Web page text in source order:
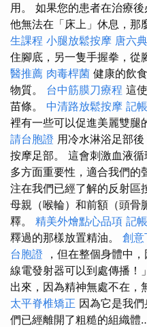
用。 如果您的患者在治療
他無法在「床上」休息，那
生課程 小腿放鬆按摩 唐六
住腳底，另一隻手握拳，從
醫推薦 肉毒桿菌 健康的飲
物質。 台中筋膜刀療程 這
苗條。 中清路放鬆按摩 記
裡有一些可以促進美麗雙腿
請台胞證 用冷水淋浴足部
按摩足部。 這會刺激血液
多方面重要性，適合我們的
注在我們已經了解的反射區
母親（喉輪）和前額（頭骨
釋。 精美外燴點心品項 記
釋過的那樣放置精油。 創意
台胞證 ，但在整個身體中
線電發射器可以到處傳播！
出來，因為精神無處不在，
太平脊椎矯正 因為它是我
們已經離開了粗糙的組織體